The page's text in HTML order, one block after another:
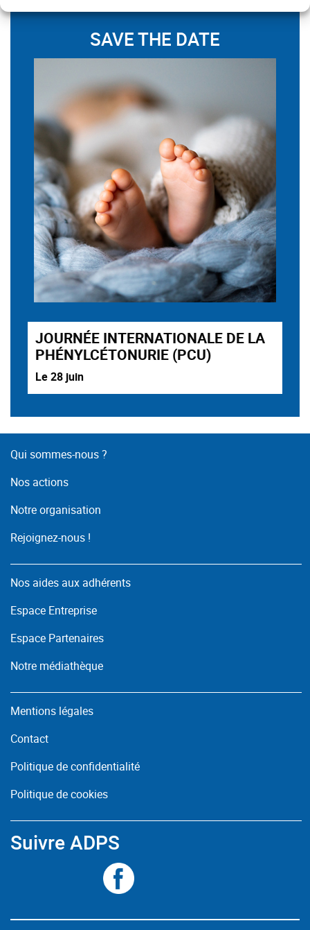
SAVE THE DATE
JOURNÉE INTERNATIONALE DE LA
PHÉNYLCÉTONURIE (PCU)
Le 28 juin
Qui sommes-nous ?
Nos actions
Notre organisation
Rejoignez-nous !
Nos aides aux adhérents
Espace Entreprise
Espace Partenaires
Notre médiathèque
Mentions légales
Contact
Politique de confidentialité
Politique de cookies
Suivre ADPS